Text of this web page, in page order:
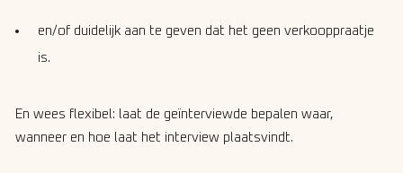
en/of duidelijk aan te geven dat het geen verkooppraatje
is.
En wees flexibel: laat de geïnterviewde bepalen waar,
wanneer en hoe laat het interview plaatsvindt.